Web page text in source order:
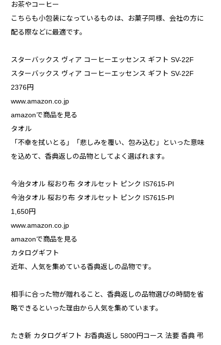
お茶やコーヒー
こちらも小包装になっているものは、お菓子同様、会社の方に
配る際などに最適です。
スターバックス ヴィア コーヒーエッセンス ギフト SV-22F
スターバックス ヴィア コーヒーエッセンス ギフト SV-22F
2376円
www.amazon.co.jp
amazonで商品を見る
タオル
「不幸を拭いとる」「悲しみを覆い、包み込む」といった意味
を込めて、香典返しの品物としてよく選ばれます。
今治タオル 桜おり布 タオルセット ピンク IS7615-PI
今治タオル 桜おり布 タオルセット ピンク IS7615-PI
1,650円
www.amazon.co.jp
amazonで商品を見る
カタログギフト
近年、人気を集めている香典返しの品物です。
相手に合った物が贈れること、香典返しの品物選びの時間を省
略できるといった理由から人気を集めています。
たき新 カタログギフト お香典返し 5800円コース 法要 香典 弔